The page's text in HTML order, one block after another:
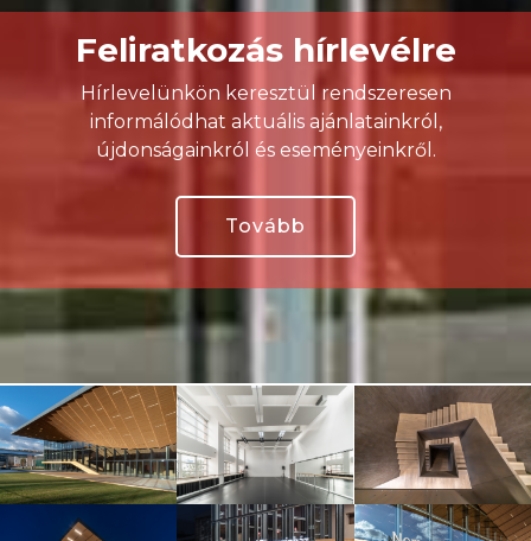
Feliratkozás hírlevélre
Hírlevelünkön keresztül rendszeresen
informálódhat aktuális ajánlatainkról,
újdonságainkról és eseményeinkről.
Tovább